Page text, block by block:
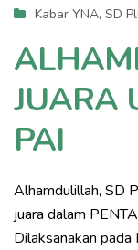
Kabar YNA, SD
JUARA
PAI
Alhamdulillah, SD
juara dalam
Dilaksanakan